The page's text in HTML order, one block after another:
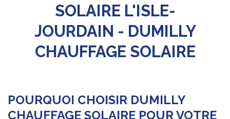
SOLAIRE L'ISLE-
JOURDAIN - DUMILLY
CHAUFFAGE SOLAIRE
POURQUOI CHOISIR DUMILLY
CHAUFFAGE SOLAIRE POUR VOTRE